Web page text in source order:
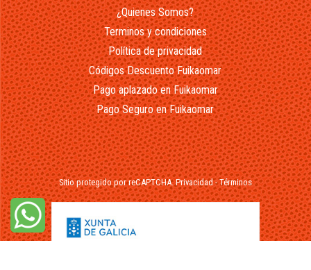
¿Quienes Somos?
Terminos y condiciones
Política de privacidad
Códigos Descuento Fuikaomar
Pago aplazado en Fuikaomar
Pago Seguro en Fuikaomar
Sitio protegido por reCAPTCHA.Privacidad-Términos